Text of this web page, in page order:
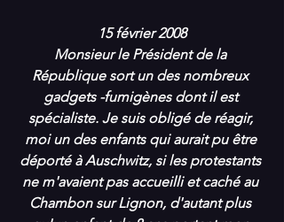
15 février 2008
Monsieur le Président de la
République sort un des nombreux
gadgets -fumigènes dont il est
spécialiste. Je suis obligé de réagir,
moi un des enfants qui aurait pu être
déporté à Auschwitz, si les protestants
ne m'avaient pas accueilli et caché au
Chambon sur Lignon, d'autant plus